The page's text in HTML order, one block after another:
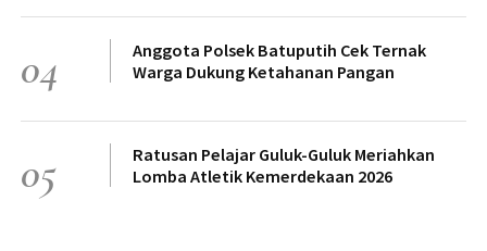
04
Anggota Polsek Batuputih Cek Ternak
Warga Dukung Ketahanan Pangan
05
Ratusan Pelajar Guluk-Guluk Meriahkan
Lomba Atletik Kemerdekaan 2026